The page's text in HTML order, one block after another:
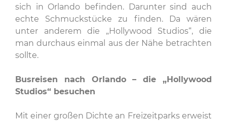
sich in Orlando befinden. Darunter sind auch
echte Schmuckstücke zu finden. Da wären
unter anderem die „Hollywood Studios“, die
man durchaus einmal aus der Nähe betrachten
sollte.
Busreisen nach Orlando – die „Hollywood
Studios“ besuchen
Mit einer großen Dichte an Freizeitparks erweist